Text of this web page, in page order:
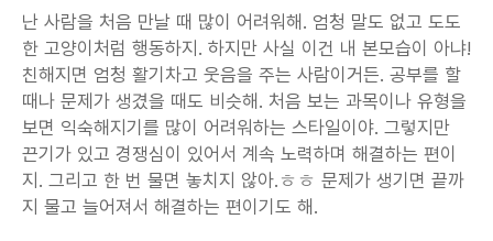
난 사람을 처음 만날 때 많이 어려워해. 엄청 말도 없고 도도
한 고양이처럼 행동하지. 하지만 사실 이건 내 본모습이 아냐!
친해지면 엄청 활기차고 웃음을 주는 사람이거든. 공부를 할
때나 문제가 생겼을 때도 비슷해. 처음 보는 과목이나 유형을
보면 익숙해지기를 많이 어려워하는 스타일이야. 그렇지만
끈기가 있고 경쟁심이 있어서 계속 노력하며 해결하는 편이
지. 그리고 한 번 물면 놓치지 않아.ㅎㅎ 문제가 생기면 끝까
지 물고 늘어져서 해결하는 편이기도 해.